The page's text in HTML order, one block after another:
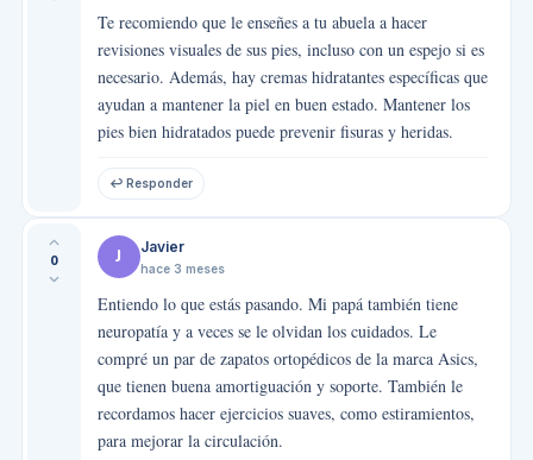
Te recomiendo que le enseñes a tu abuela a hacer
revisiones visuales de sus pies, incluso con un espejo si es
necesario. Además, hay cremas hidratantes específicas que
ayudan a mantener la piel en buen estado. Mantener los
pies bien hidratados puede prevenir fisuras y heridas.
↩ Responder
0 J Javier
hace 3 meses
Entiendo lo que estás pasando. Mi papá también tiene
neuropatía y a veces se le olvidan los cuidados. Le
compré un par de zapatos ortopédicos de la marca Asics,
que tienen buena amortiguación y soporte. También le
recordamos hacer ejercicios suaves, como estiramientos,
para mejorar la circulación.